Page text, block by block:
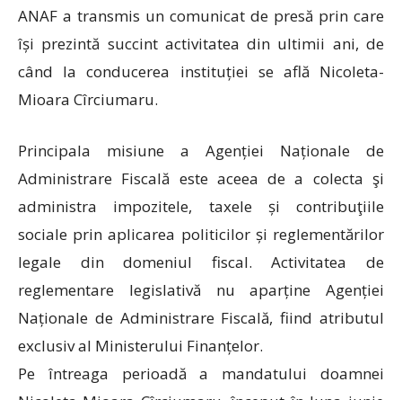
ANAF a transmis un comunicat de presă prin care
își prezintă succint activitatea din ultimii ani, de
când la conducerea instituției se află Nicoleta-
Mioara Cîrciumaru.
Principala misiune a Agenției Naționale de
Administrare Fiscală este aceea de a colecta şi
administra impozitele, taxele și contribuţiile
sociale prin aplicarea politicilor și reglementărilor
legale din domeniul fiscal. Activitatea de
reglementare legislativă nu aparține Agenției
Naționale de Administrare Fiscală, fiind atributul
exclusiv al Ministerului Finanțelor.
Pe întreaga perioadă a mandatului doamnei